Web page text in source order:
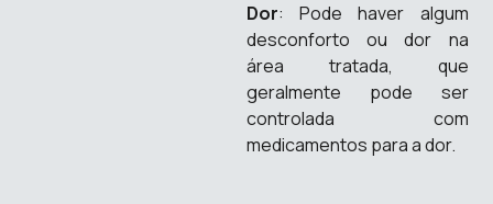
Dor: Pode haver algum
desconforto ou dor na
área tratada, que
geralmente pode ser
controlada com
medicamentos para a dor.